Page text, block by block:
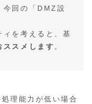
今回の「DMZ設
ィを考えると、基
ススメします 。
理能力が低い場合